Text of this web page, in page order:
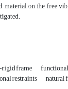
on the free
frame
restraints natural